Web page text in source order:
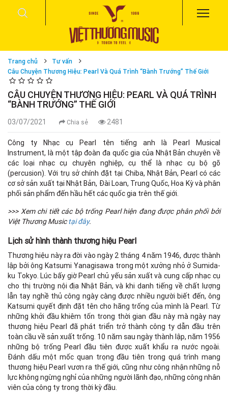
Trang chủ
Tư vấn
Câu Chuyện Thương Hiệu: Pearl Và Quá Trình “Bành Trướng” Thế Giới
CÂU CHUYỆN THƯƠNG HIỆU: PEARL VÀ QUÁ TRÌNH
“BÀNH TRƯỚNG” THẾ GIỚI
03/07/2021 Chia sẻ 2481
Công ty Nhạc cụ Pearl tên tiếng anh là Pearl Musical
Instrument, là một tập đoàn đa quốc gia của Nhật Bản chuyên về
các loại nhạc cụ chuyên nghiệp, cụ thể là nhạc cụ bộ gõ
(percusion). Với trụ sở chính đặt tại Chiba, Nhật Bản, Pearl có các
cơ sở sản xuất tại Nhật Bản, Đài Loan, Trung Quốc, Hoa Kỳ và phân
phối sản phẩm đến hầu hết các quốc gia trên thế giới.
>>> Xem chi tiết các bộ trống Pearl hiện đang được phân phối bởi
Việt Thương Musictại đây.
Lịch sử hình thành thương hiệu Pearl
Thương hiệu này ra đời vào ngày 2 tháng 4 năm 1946, được thành
lập bởi ông Katsumi Yanagisawa trong một xưởng nhỏ ở Sumida-
ku Tokyo. Lúc bấy giờ Pearl chủ yếu sản xuất và cung cấp nhạc cụ
cho thị trường nội địa Nhật Bản, và khi danh tiếng về chất lượng
lẫn tay nghề thủ công ngày càng được nhiều người biết đến, ông
Katsumi quyết định đặt tên cho hãng trống của mình là Pearl. Từ
những khởi đầu khiêm tốn trong thời gian đầu này mà ngày nay
thương hiệu Pearl đã phát triển trở thành công ty dẫn đầu trên
toàn cầu về sản xuất trống. 10 năm sau ngày thành lập, năm 1956
những bộ trống Pearl đầu tiên được xuất khẩu ra nước ngoài.
Đánh dấu một mốc quan trọng đầu tiên trong quá trình mang
thương hiệu Pearl vươn ra thế giới, cũng như công nhận những nỗ
lực không ngừng nghỉ của những người lãnh đạo, những công nhân
viên của công ty trong thời kỳ đầu.